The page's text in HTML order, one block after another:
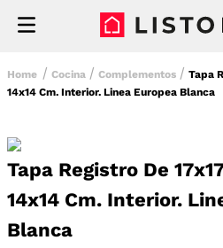
Cocina Complementos
Tapa
14x14 Cm. Interior. Linea Europea Blanca
Tapa Registro De
14x14 Cm. Interior.
Blanca